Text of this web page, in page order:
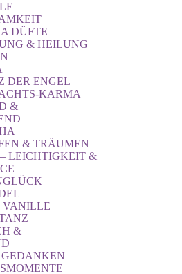
DÜFTE
& HEILUNG
DER ENGEL
KARMA
&
& TRÄUMEN
LEICHTIGKEIT &
VANILLE
&